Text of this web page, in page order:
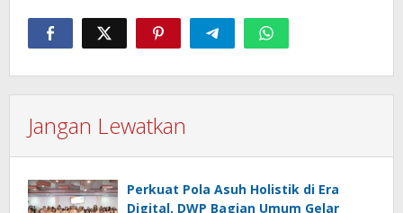
Jangan Lewatkan
Perkuat Pola Asuh Holistik di Era
Digital, DWP Bagian Umum Gelar